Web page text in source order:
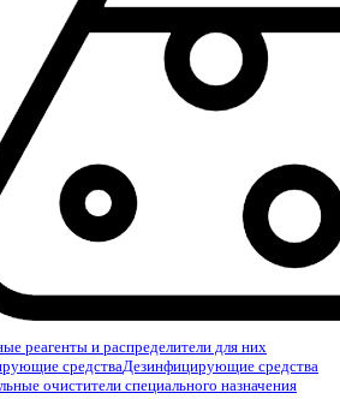
реагенты и распределители для них
Дезинфицирующие средства
очистители специального назначения